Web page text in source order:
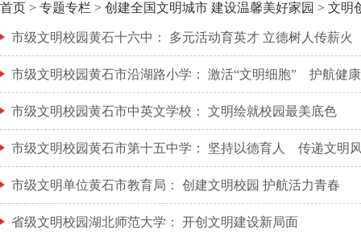
首页 > 专题专栏 > 创建全国文明城市 建设温馨美好家园 > 文明
市级文明校园黄石十六中： 多元活动育英才 立德树人传薪火
市级文明校园黄石市沿湖路小学： 激活“文明细胞” 护航健
市级文明校园黄石市中英文学校： 文明绘就校园最美底色
市级文明校园黄石市第十五中学： 坚持以德育人 传递文明
市级文明单位黄石市教育局： 创建文明校园 护航活力青春
省级文明校园湖北师范大学： 开创文明建设新局面